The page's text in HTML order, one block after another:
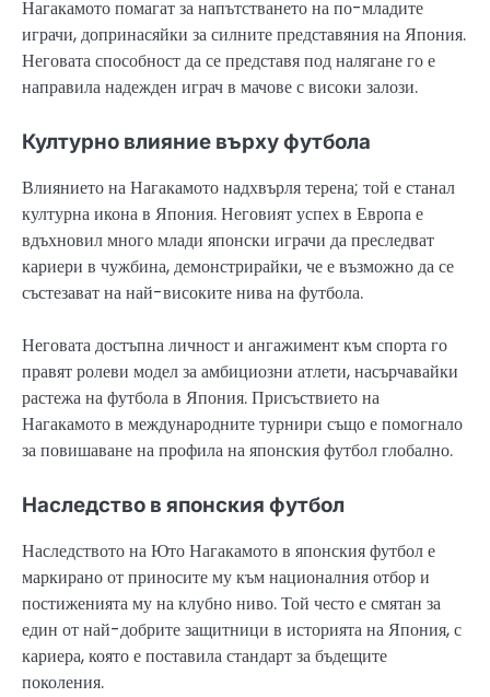
Нагакамото помагат за напътстването на по-младите
играчи, допринасяйки за силните представяния на Япония.
Неговата способност да се представя под налягане го е
направила надежден играч в мачове с високи залози.
Културно влияние върху футбола
Влиянието на Нагакамото надхвърля терена; той е станал
културна икона в Япония. Неговият успех в Европа е
вдъхновил много млади японски играчи да преследват
кариери в чужбина, демонстрирайки, че е възможно да се
състезават на най-високите нива на футбола.
Неговата достъпна личност и ангажимент към спорта го
правят ролеви модел за амбициозни атлети, насърчавайки
растежа на футбола в Япония. Присъствието на
Нагакамото в международните турнири също е помогнало
за повишаване на профила на японския футбол глобално.
Наследство в японския футбол
Наследството на Юто Нагакамото в японския футбол е
маркирано от приносите му към националния отбор и
постиженията му на клубно ниво. Той често е смятан за
един от най-добрите защитници в историята на Япония, с
кариера, която е поставила стандарт за бъдещите
поколения.